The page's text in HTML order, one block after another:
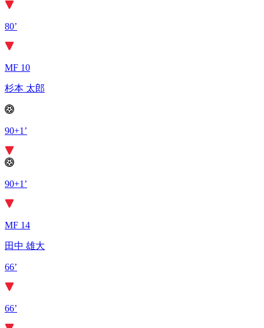
80’
MF 10
杉本 太郎
90+1’
90+1’
MF 14
田中 雄大
66’
66’